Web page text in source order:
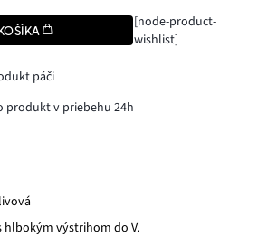
[node-product-
wishlist]
páči
produkt v priebehu 24h
hlbokým výstrihom do V.